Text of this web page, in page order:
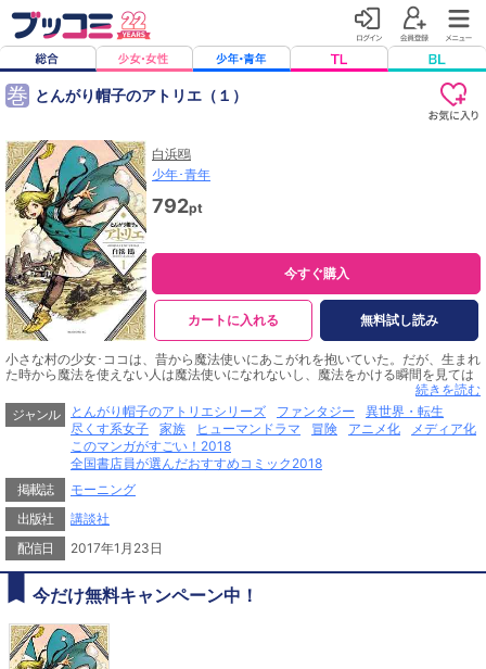
巻 とんがり帽子のアトリエ（１）
白浜鴎
少年･青年
792pt
今すぐ購入
カートに入れる 無料試し読み
小さな村の少女･ココは、昔から魔法使いにあこがれを抱いていた。だが、生まれ
た時から魔法を使えない人は魔法使いになれないし、魔法をかける瞬間を見ては
ならない……。そのため、魔法使いになる夢は諦めていた。だが、ある日、村を
訪れた魔法使い･キーフリーが魔法を使うところを見てしまい……。これは少女に
訪れた、絶望と希望の物語。
続きを読む
ジャンル
とんがり帽子のアトリエシリーズ ファンタジー
異世界・転生
尽くす系女子
家族 ヒューマンドラマ 冒険 アニメ化
メディア化
このマンガがすごい！2018
全国書店員が選んだおすすめコミック2018
掲載誌
モーニング
出版社
講談社
配信日
2017年1月23日
今だけ無料キャンペーン中！